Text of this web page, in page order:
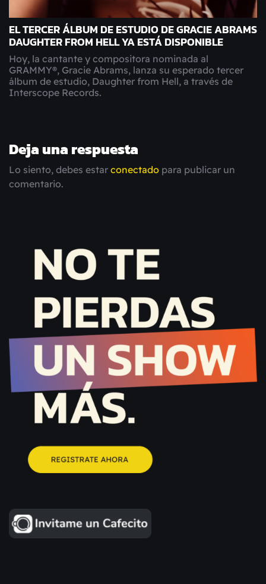
EL TERCER ÁLBUM DE ESTUDIO DE GRACIE ABRAMS
DAUGHTER FROM HELL YA ESTÁ DISPONIBLE
Hoy, la cantante y compositora nominada al
GRAMMY®, Gracie Abrams, lanza su esperado tercer
álbum de estudio, Daughter from Hell, a través de
Interscope Records.
Deja una respuesta
Lo siento, debes estar conectado para publicar un
comentario.